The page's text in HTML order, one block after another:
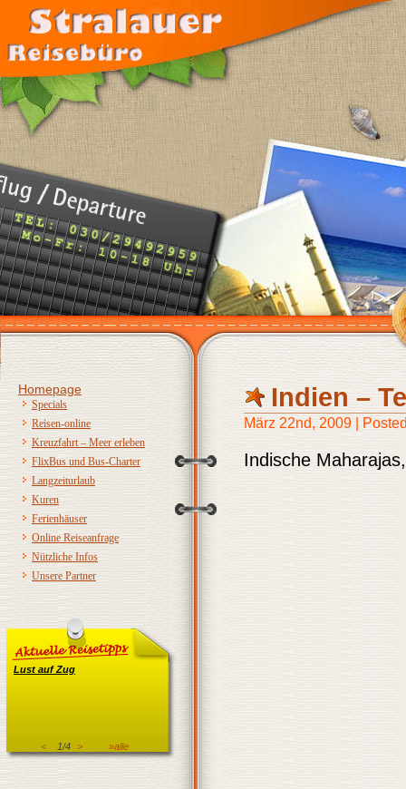
Homepage
Specials
Reisen-online
Kreuzfahrt – Meer erleben
FlixBus und Bus-Charter
Langzeiturlaub
Kuren
Ferienhäuser
Online Reiseanfrage
Nützliche Infos
Unsere Partner
Lust auf Zug
< 1/4 > »alle
Indien –
März 22nd, 2009 |
Indische